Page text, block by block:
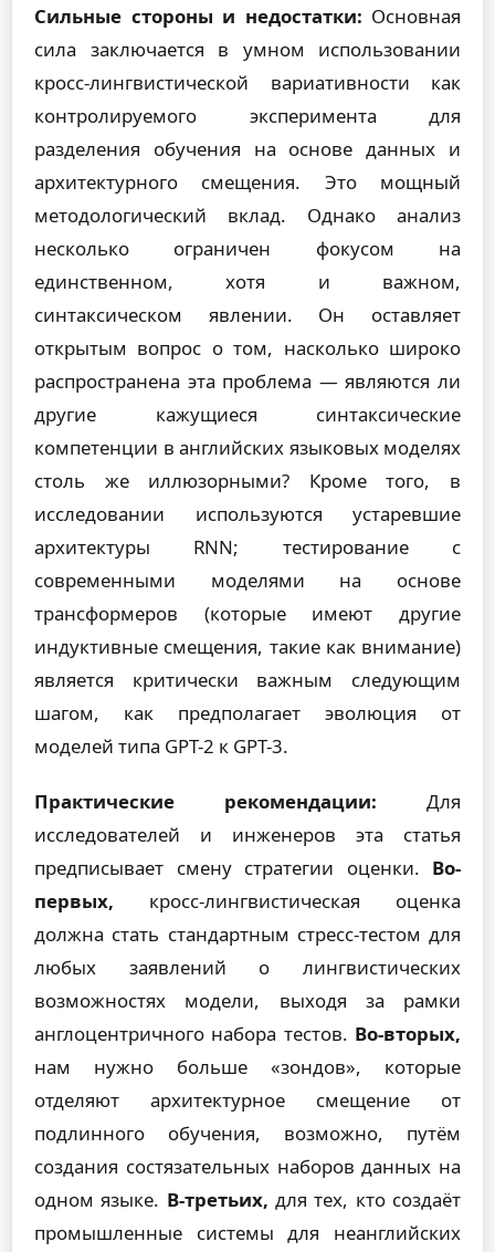
Сильные стороны и недостатки: Основная
сила заключается в умном использовании
кросс-лингвистической вариативности как
контролируемого эксперимента для
разделения обучения на основе данных и
архитектурного смещения. Это мощный
методологический вклад. Однако анализ
несколько ограничен фокусом на
единственном, хотя и важном,
синтаксическом явлении. Он оставляет
открытым вопрос о том, насколько широко
распространена эта проблема — являются ли
другие кажущиеся синтаксические
компетенции в английских языковых моделях
столь же иллюзорными? Кроме того, в
исследовании используются устаревшие
архитектуры RNN; тестирование с
современными моделями на основе
трансформеров (которые имеют другие
индуктивные смещения, такие как внимание)
является критически важным следующим
шагом, как предполагает эволюция от
моделей типа GPT-2 к GPT-3.
Практические рекомендации: Для
исследователей и инженеров эта статья
предписывает смену стратегии оценки. Во-
первых, кросс-лингвистическая оценка
должна стать стандартным стресс-тестом для
любых заявлений о лингвистических
возможностях модели, выходя за рамки
англоцентричного набора тестов. Во-вторых,
нам нужно больше «зондов», которые
отделяют архитектурное смещение от
подлинного обучения, возможно, путём
создания состязательных наборов данных на
одном языке. В-третьих, для тех, кто создаёт
промышленные системы для неанглийских